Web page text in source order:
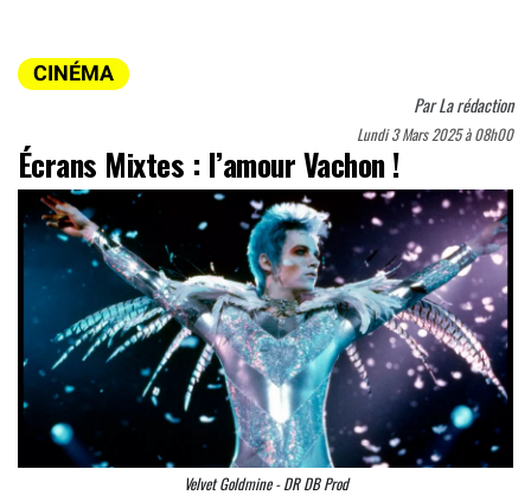
CINÉMA
ParLa rédaction
Lundi 3 Mars 2025 à 08h00
Écrans Mixtes : l’amour Vachon !
Velvet Goldmine - DR DB Prod